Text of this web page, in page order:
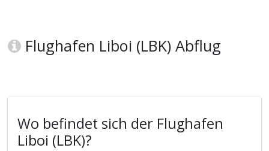
Flughafen Liboi (LBK) Abflug
Wo befindet sich der Flughafen
Liboi (LBK)?